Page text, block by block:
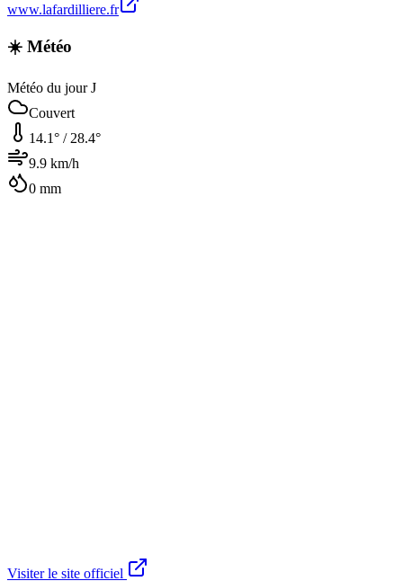
www.lafardilliere.fr
☀️ Météo
Météo du jour J
Couvert
14.1° / 28.4°
9.9 km/h
0 mm
Visiter le site officiel